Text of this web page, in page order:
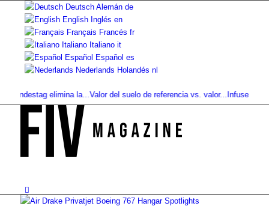
Deutsch Alemán de
English Inglés en
Français Francés fr
Italiano Italiano it
Español Español es
Nederlands Holandés nl
elimina la...Valor del suelo de referencia vs. valor...Infused Kitchen